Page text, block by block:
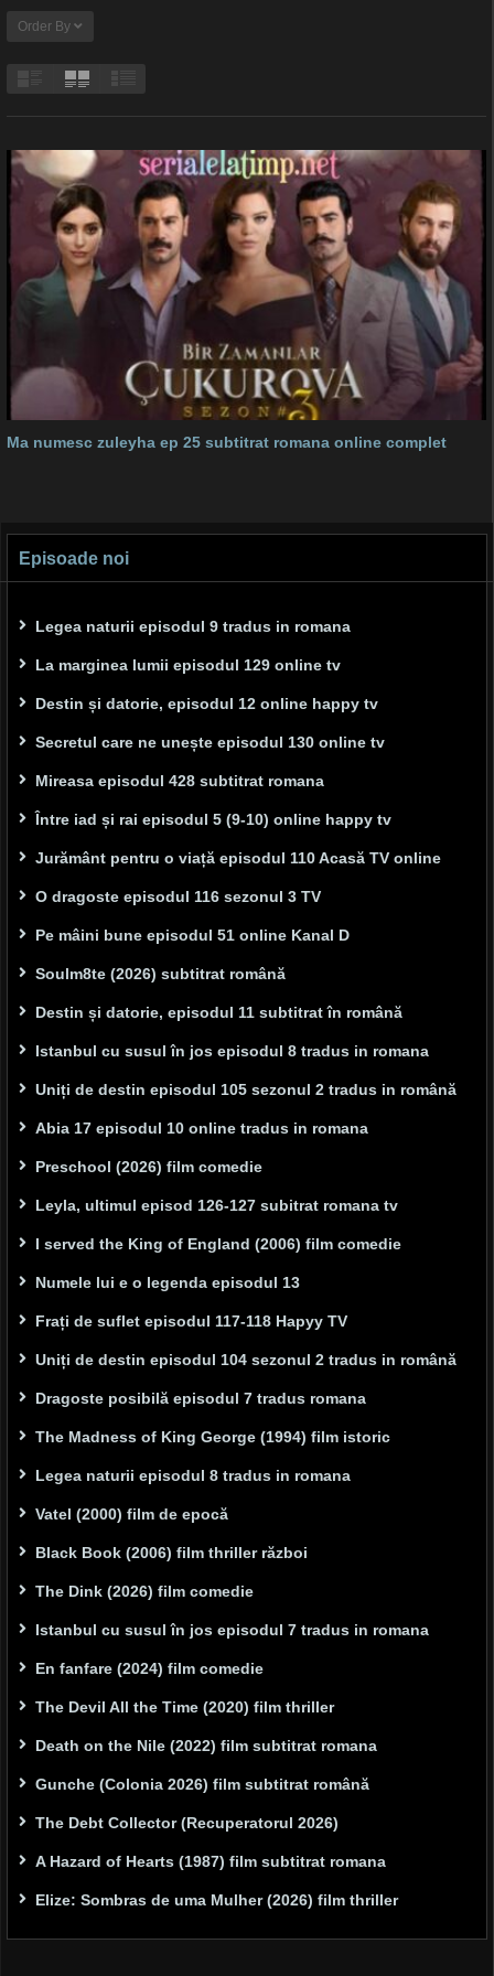
Order By
Ma numesc zuleyha ep 25 subtitrat romana online complet
Episoade noi
Legea naturii episodul 9 tradus in romana
La marginea lumii episodul 129 online tv
Destin și datorie, episodul 12 online happy tv
Secretul care ne unește episodul 130 online tv
Mireasa episodul 428 subtitrat romana
Între iad și rai episodul 5 (9-10) online happy tv
Jurământ pentru o viață episodul 110 Acasă TV online
O dragoste episodul 116 sezonul 3 TV
Pe mâini bune episodul 51 online Kanal D
Soulm8te (2026) subtitrat română
Destin și datorie, episodul 11 subtitrat în română
Istanbul cu susul în jos episodul 8 tradus in romana
Uniți de destin episodul 105 sezonul 2 tradus in română
Abia 17 episodul 10 online tradus in romana
Preschool (2026) film comedie
Leyla, ultimul episod 126-127 subitrat romana tv
I served the King of England (2006) film comedie
Numele lui e o legenda episodul 13
Frați de suflet episodul 117-118 Hapyy TV
Uniți de destin episodul 104 sezonul 2 tradus in română
Dragoste posibilă episodul 7 tradus romana
The Madness of King George (1994) film istoric
Legea naturii episodul 8 tradus in romana
Vatel (2000) film de epocă
Black Book (2006) film thriller război
The Dink (2026) film comedie
Istanbul cu susul în jos episodul 7 tradus in romana
En fanfare (2024) film comedie
The Devil All the Time (2020) film thriller
Death on the Nile (2022) film subtitrat romana
Gunche (Colonia 2026) film subtitrat română
The Debt Collector (Recuperatorul 2026)
A Hazard of Hearts (1987) film subtitrat romana
Elize: Sombras de uma Mulher (2026) film thriller